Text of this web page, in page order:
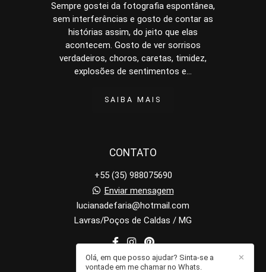
Sempre gostei da fotografia espontânea,
sem interferências e gosto de contar as
histórias assim, do jeito que elas
acontecem. Gosto de ver sorrisos
verdadeiros, choros, caretas, timidez,
explosões de sentimentos e...
SAIBA MAIS
CONTATO
+55 (35) 988075690
Enviar mensagem
lucianadefaria@hotmail.com
Lavras/Poços de Caldas / MG
✕
Olá, em que posso ajudar? Sinta-se a
vontade em me chamar no Whats.